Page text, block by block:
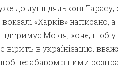
до душі дядькові
«Харків»
Мокія, хоче, щоб
вірить в українізацію,
незабаром з ними